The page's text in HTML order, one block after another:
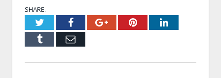
SHARE.
TwitterFacebookGoogle+PinterestLinkedIn
Tumblr Email